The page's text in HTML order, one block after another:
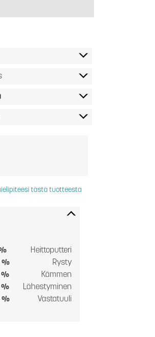
tästä tuotteesta
Heittoputteri
% Rysty
% Kämmen
% Lähestyminen
% Vastatuuli